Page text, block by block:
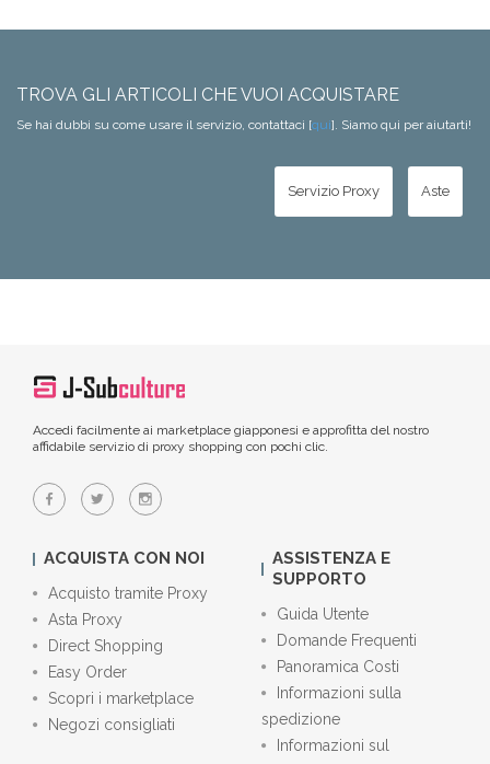
TROVA GLI ARTICOLI CHE VUOI ACQUISTARE
Se hai dubbi su come usare il servizio, contattaci [qui]. Siamo qui per aiutarti!
Servizio Proxy Aste
Accedi facilmente ai marketplace giapponesi e approfitta del nostro
affidabile servizio di proxy shopping con pochi clic.
ACQUISTA CON NOI
Acquisto tramite Proxy
Asta Proxy
Direct Shopping
Easy Order
Scopri i marketplace
Negozi consigliati
ASSISTENZA E
SUPPORTO
Guida Utente
Domande Frequenti
Panoramica Costi
Informazioni sulla
spedizione
Informazioni sul